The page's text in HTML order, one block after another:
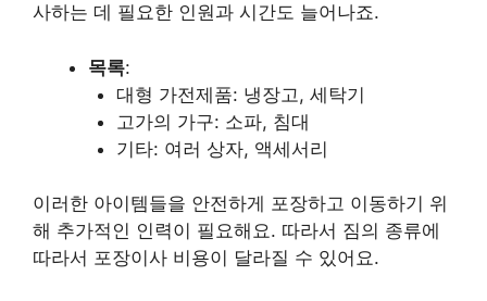
사하는 데 필요한 인원과 시간도 늘어나죠.
목록:
대형 가전제품: 냉장고, 세탁기
고가의 가구: 소파, 침대
기타: 여러 상자, 액세서리
이러한 아이템들을 안전하게 포장하고 이동하기 위
해 추가적인 인력이 필요해요. 따라서 짐의 종류에
따라서 포장이사 비용이 달라질 수 있어요.